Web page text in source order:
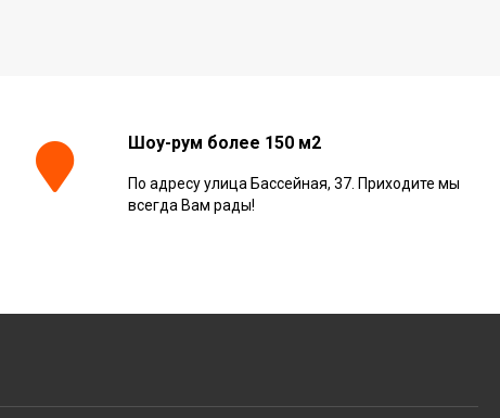
Шоу-рум более 150 м2
По адресу улица Бассейная, 37. Приходите мы
всегда Вам рады!